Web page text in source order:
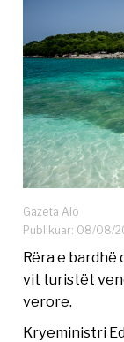
Gazeta Alo
Publikuar: 08/08/
Rëra e bardhë
vit turistët
verore.
Kryeministri